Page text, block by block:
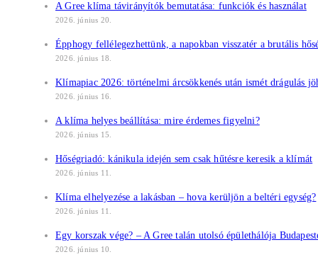
A Gree klíma távirányítók bemutatása: funkciók és használat
2026. június 20.
Épphogy fellélegezhettünk, a napokban visszatér a brutális
2026. június 18.
Klímapiac 2026: történelmi árcsökkenés után ismét drágulás
2026. június 16.
A klíma helyes beállítása: mire érdemes figyelni?
2026. június 15.
Hőségriadó: kánikula idején sem csak hűtésre keresik a klímát
2026. június 11.
Klíma elhelyezése a lakásban – hova kerüljön a beltéri egység?
2026. június 11.
Egy korszak vége? – A Gree talán utolsó épülethálója
2026. június 10.